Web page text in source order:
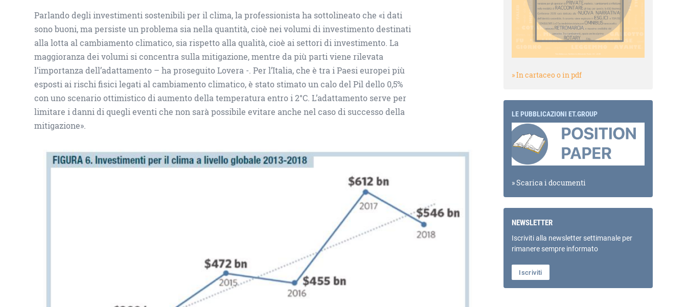
Parlando degli investimenti sostenibili per il clima, la professionista ha sottolineato che «i dati
sono buoni, ma persiste un problema sia nella quantità, cioè nei volumi di investimento destinati
alla lotta al cambiamento climatico, sia rispetto alla qualità, cioè ai settori di investimento. La
maggioranza dei volumi si concentra sulla mitigazione, mentre da più parti viene rilevata
l’importanza dell’adattamento – ha proseguito Lovera -. Per l’Italia, che è tra i Paesi europei più
esposti ai rischi fisici legati al cambiamento climatico, è stato stimato un calo del Pil dello 0,5%
con uno scenario ottimistico di aumento della temperatura entro i 2°C. L’adattamento serve per
limitare i danni di quegli eventi che non sarà possibile evitare anche nel caso di successo della
mitigazione».
» In cartaceo o in pdf
LE PUBBLICAZIONI ET.GROUP
» Scarica i documenti
NEWSLETTER
Iscriviti alla newsletter settimanale per
rimanere sempre informato
Iscriviti